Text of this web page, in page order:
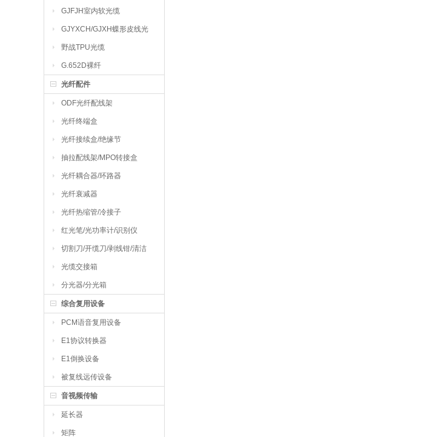
GJFJH室内软光缆
GJYXCH/GJXH蝶形皮线光
缆
野战TPU光缆
G.652D裸纤
光纤配件
ODF光纤配线架
光纤终端盒
光纤接续盒/绝缘节
抽拉配线架/MPO转接盒
光纤耦合器/环路器
光纤衰减器
光纤热缩管/冷接子
红光笔/光功率计/识别仪
切割刀/开缆刀/剥线钳/清洁
工具
光缆交接箱
分光器/分光箱
综合复用设备
PCM语音复用设备
E1协议转换器
E1倒换设备
被复线远传设备
音视频传输
延长器
矩阵